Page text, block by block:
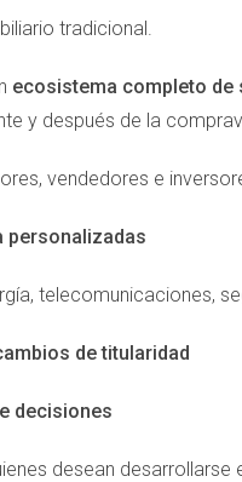
emocionante
tus
tus propios ingresos
tradicional.
ecosistema completo de
y después de la
vendedores e
personalizadas
telecomunicaciones,
de titularidad
decisiones
desean desarrollarse